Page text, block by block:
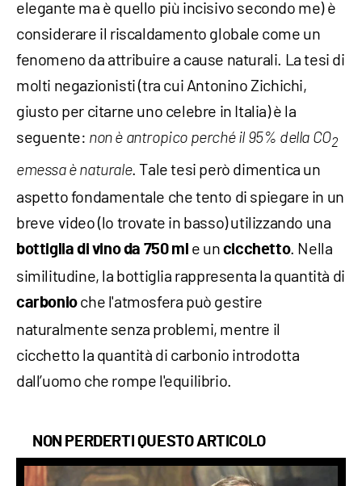
elegante ma è quello più incisivo secondo me) è
considerare il riscaldamento globale come un
fenomeno da attribuire a cause naturali. La tesi di
molti negazionisti (tra cui Antonino Zichichi,
giusto per citarne uno celebre in Italia) è la
seguente: non è antropico perché il 95% della CO2
emessa è naturale. Tale tesi però dimentica un
aspetto fondamentale che tento di spiegare in un
breve video (lo trovate in basso) utilizzando una
bottiglia di vino da 750 ml e un cicchetto. Nella
similitudine, la bottiglia rappresenta la quantità di
carbonioche l'atmosfera può gestire
naturalmente senza problemi, mentre il
cicchetto la quantità di carbonio introdotta
dall’uomo che rompe l'equilibrio.
NON PERDERTI QUESTO ARTICOLO